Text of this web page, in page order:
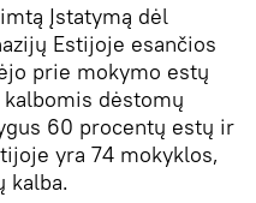
Įstatymą dėl
Estijoje esančios
prie mokymo estų
dėstomų
60 procentų estų ir
yra 74 mokyklos,
kalba.